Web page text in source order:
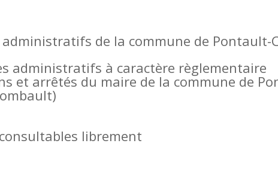
de la commune de Pontault-
administratifs à caractère règlementaire
et arrêtés du maire de la commune de
librement